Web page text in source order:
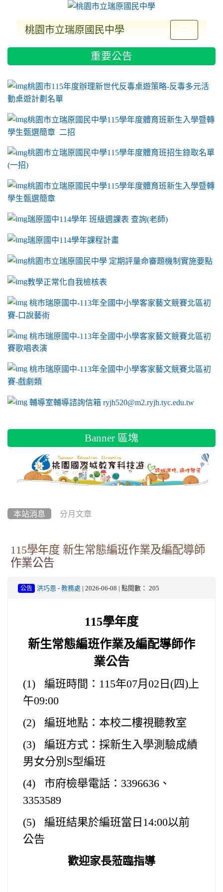
桃園市立瑞原國民中學
重要公告
link to https://sites.google.com/a/m2.ryjh.tyc.edu.tw/ryjh011/
桃園市115年度辦理新世代反毒桌遊策略-反毒多元活
動桌遊計劃名單
桃園市立瑞原國民中學115學年度體育班新生入學暨轉
學生甄選簡章 二招
桃園市立瑞原國民中學115學年度體育班招生錄取名單
(一招)
桃園市立瑞原國民中學115學年度體育班新生入學暨轉
學生甄選簡章
瑞原國中114學年 班級週課表 查詢(老師)
瑞原國中114學年課程計畫
link to https://sites.google.com/a/m2.ryjh.tyc.edu.tw/ryjh011/
桃園市立瑞原國民中學 定期評量命審題機制實施要點
link to https://sites.google.com/a/m2.ryjh.tyc.edu.tw/
教學正常化自我檢核表
link to mailto:ryjh520@m2.ryjh.tyc.edu.tw
link to mailto:ryjh520@m2.ryjh.tyc.edu.tw
ink to mailto:ryjh520@m2.ryjh.tyc.edu.tw
link to mailto:ryjh520@m2.ryjh.tyc.edu.tw
link to mailto:ryjh520@m2.ryjh.tyc.edu.tw
ink to mailto:ryjh520@m2.ryjh.tyc.edu.tw
ink to mailto:ryjh520@m2.ryjh.tyc.edu.tw
link to https://sites.google.com/a/m2.ryjh.tyc.edu.tw/ryjh011/
ink to mailto:ryjh520@m2.ryjh.tyc.edu.tw
link to https://tyc.entry.edu.tw/NoExamImitate_TL/
桃市瑞原國中-113年全國中小學客家藝文競賽北區初
賽-口說藝術
link to https://tyc.entry.edu.tw/NoExamImitate_TL/
桃市瑞原國中-113年全國中小學客家藝文競賽北區初
賽歌唱表演
link to https://tyc.entry.edu.tw/NoExamImitate_TL/
桃市瑞原國中-113年全國中小學客家藝文競賽北區初
賽-戲劇類
link to https://tyc.entry.edu.tw/NoExamImitate_TL/
輔導室輔導諮詢信箱 ryjh520@m2.ryjh.tyc.edu.tw
Banner 區塊
本站消息 分月文章
115學年度 新生常態編班作業及編配導師
作業公告
公告 洪巧恩 - 教務處 | 2026-06-08 | 點閱數： 205
115學年度
新生常態編班作業及編配導師作
業公告
(1) 編班時間： 115年07月02日 (四) 上
午09:00
(2) 編班地點：本校二樓視聽教室
(3) 編班方式：採新生入學測驗成績
男女分別 S型編班
(4) 市府檢舉電話： 3396636 、
3353589
(5) 編班結果於編班當日 14:00以前
公告
歡迎家長蒞臨指導